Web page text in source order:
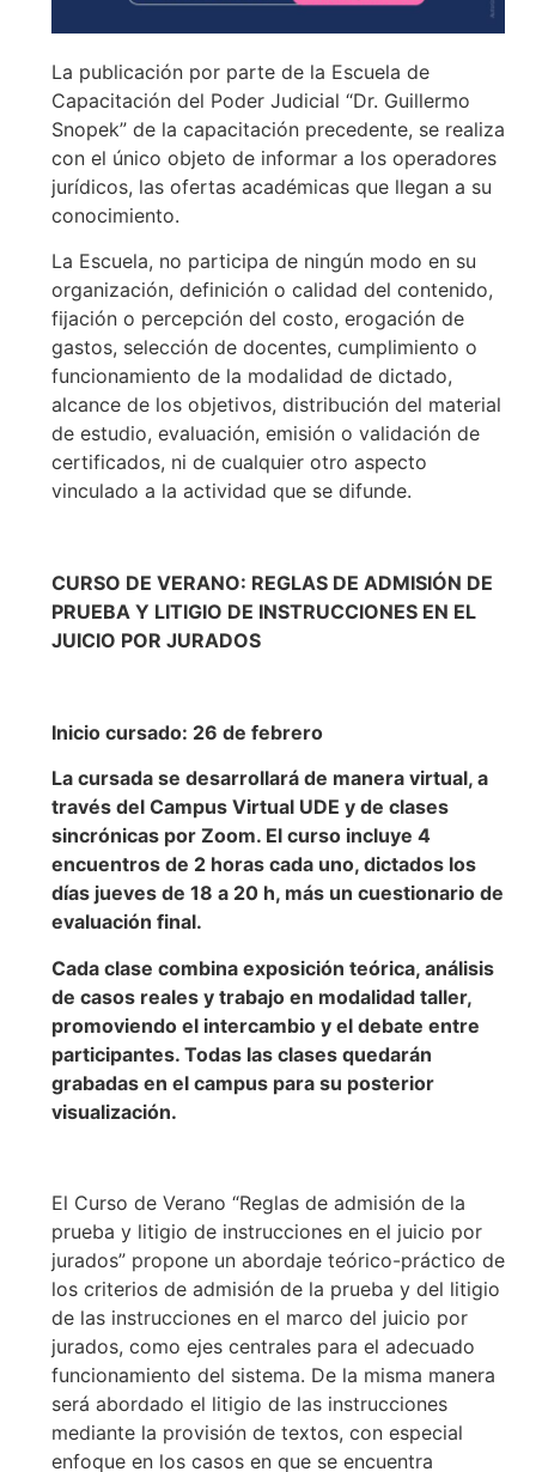
La publicación por parte de la Escuela de
Capacitación del Poder Judicial “Dr. Guillermo
Snopek” de la capacitación precedente, se realiza
con el único objeto de informar a los operadores
jurídicos, las ofertas académicas que llegan a su
conocimiento.
La Escuela, no participa de ningún modo en su
organización, definición o calidad del contenido,
fijación o percepción del costo, erogación de
gastos, selección de docentes, cumplimiento o
funcionamiento de la modalidad de dictado,
alcance de los objetivos, distribución del material
de estudio, evaluación, emisión o validación de
certificados, ni de cualquier otro aspecto
vinculado a la actividad que se difunde.
CURSO DE VERANO: REGLAS DE ADMISIÓN DE
PRUEBA Y LITIGIO DE INSTRUCCIONES EN EL
JUICIO POR JURADOS
Inicio cursado: 26 de febrero
La cursada se desarrollará de manera virtual, a
través del Campus Virtual UDE y de clases
sincrónicas por Zoom. El curso incluye 4
encuentros de 2 horas cada uno, dictados los
días jueves de 18 a 20 h, más un cuestionario de
evaluación final.
Cada clase combina exposición teórica, análisis
de casos reales y trabajo en modalidad taller,
promoviendo el intercambio y el debate entre
participantes. Todas las clases quedarán
grabadas en el campus para su posterior
visualización.
El Curso de Verano “Reglas de admisión de la
prueba y litigio de instrucciones en el juicio por
jurados” propone un abordaje teórico-práctico de
los criterios de admisión de la prueba y del litigio
de las instrucciones en el marco del juicio por
jurados, como ejes centrales para el adecuado
funcionamiento del sistema. De la misma manera
será abordado el litigio de las instrucciones
mediante la provisión de textos, con especial
enfoque en los casos en que se encuentra